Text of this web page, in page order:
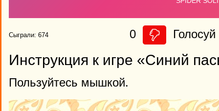
Сыграли: 674 0 Голосуй
Инструкция к игре «Синий
Пользуйтесь мышкой.